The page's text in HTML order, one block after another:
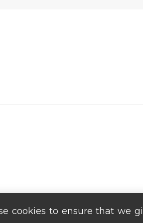
cookies to ensure that we